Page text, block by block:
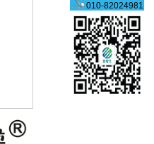
010-82024981